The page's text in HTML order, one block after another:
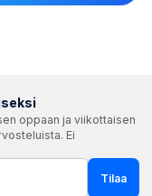
oppaan ja viikottaisen
Ei
Tilaa